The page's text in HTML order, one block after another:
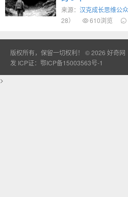
来源： 汉克成长思维公
28）
610浏览
版权所有，保留一切权利！ © 2026 好奇网
发 ICP证：鄂ICP备15003563号-1
>